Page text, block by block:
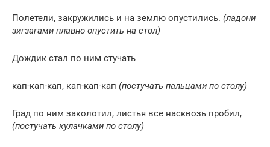
Полетели, закружились и на землю опустились. (ладони
зигзагами плавно опустить на стол)
Дождик стал по ним стучать
кап-кап-кап, кап-кап-кап (постучать пальцами по столу)
Град по ним заколотил, листья все насквозь пробил,
(постучать кулачками по столу)